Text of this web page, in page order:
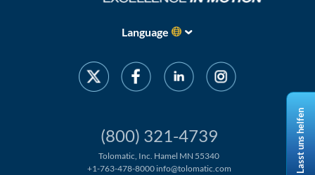
Language
(800) 321-4739
Tolomatic, Inc. Hamel MN 55340
+1-763-478-8000 info@tolomatic.com Lasst uns helfen